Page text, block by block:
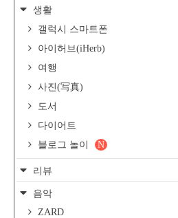
생활
갤럭시 스마트폰
아이허브(iHerb)
여행
사진(写真)
도서
다이어트
블로그 놀이
N
리뷰
음악
ZARD